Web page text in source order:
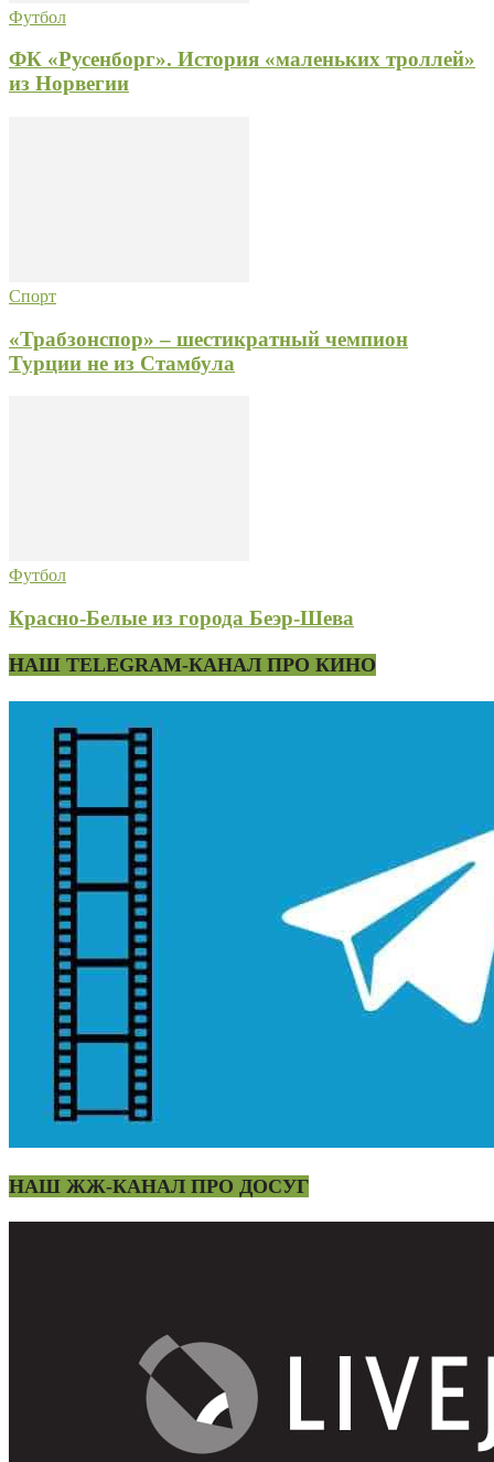
Футбол
ФК «Русенборг». История «маленьких троллей»
из Норвегии
Спорт
«Трабзонспор» – шестикратный чемпион
Турции не из Стамбула
Футбол
Красно-Белые из города Беэр-Шева
НАШ TELEGRAM-КАНАЛ ПРО КИНО
НАШ ЖЖ-КАНАЛ ПРО ДОСУГ